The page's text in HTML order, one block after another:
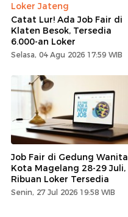
Loker Jateng
Catat Lur! Ada Job Fair di
Klaten Besok, Tersedia
6.000-an Loker
Selasa, 04 Agu 2026 17:59 WIB
Job Fair di Gedung Wanita
Kota Magelang 28-29 Juli,
Ribuan Loker Tersedia
Senin, 27 Jul 2026 19:58 WIB